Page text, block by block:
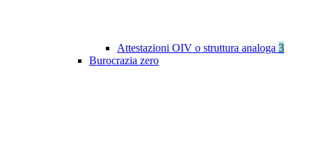
Attestazioni OIV o struttura analoga 3
Burocrazia zero